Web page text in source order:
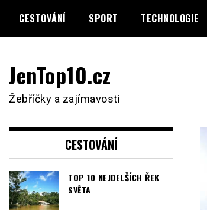
content
CESTOVÁNÍ SPORT TECHNOLOGIE
JenTop10.cz
Žebříčky a zajímavosti
CESTOVÁNÍ
TOP 10 NEJDELŠÍCH ŘEK
SVĚTA